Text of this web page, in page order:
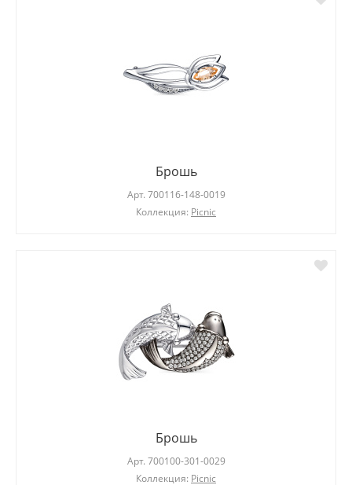
Брошь
Арт. 700116-148-0019
Коллекция: Picnic
Брошь
Арт. 700100-301-0029
Коллекция: Picnic